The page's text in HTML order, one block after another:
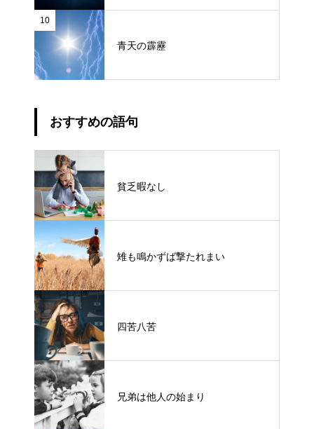
10
青天の霹靂
おすすめの語句
貧乏暇なし
雉も鳴かずば撃たれまい
四苦八苦
兄弟は他人の始まり